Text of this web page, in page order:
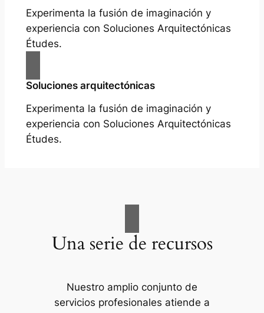
Experimenta la fusión de imaginación y
experiencia con Soluciones Arquitectónicas
Études.
Soluciones arquitectónicas
Experimenta la fusión de imaginación y
experiencia con Soluciones Arquitectónicas
Études.
Una serie de recursos
Nuestro amplio conjunto de
servicios profesionales atiende a